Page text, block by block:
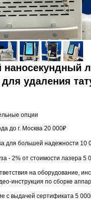
наносекундный
удаления
опции
до г. Москва 20 000₽
для большей надежности 10
- 2% от стоимости лазера 5
на оборудование,
инструкция по сборке
с выдачей сертификата 5